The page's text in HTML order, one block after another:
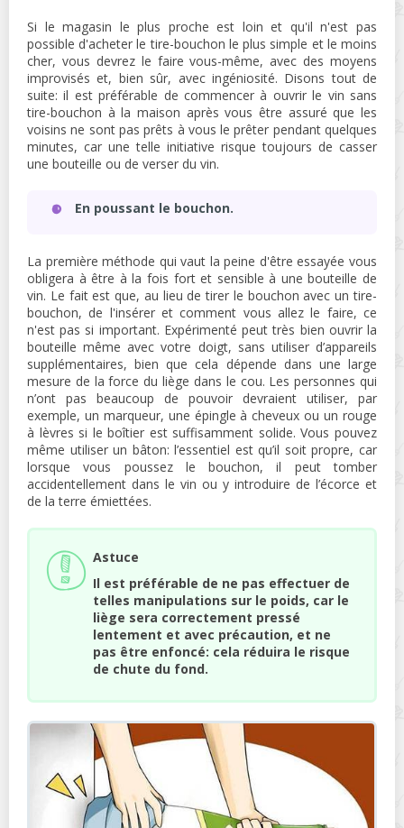
Si le magasin le plus proche est loin et qu'il n'est pas
possible d'acheter le tire-bouchon le plus simple et le moins
cher, vous devrez le faire vous-même, avec des moyens
improvisés et, bien sûr, avec ingéniosité. Disons tout de
suite: il est préférable de commencer à ouvrir le vin sans
tire-bouchon à la maison après vous être assuré que les
voisins ne sont pas prêts à vous le prêter pendant quelques
minutes, car une telle initiative risque toujours de casser
une bouteille ou de verser du vin.
En poussant le bouchon.
La première méthode qui vaut la peine d'être essayée vous
obligera à être à la fois fort et sensible à une bouteille de
vin. Le fait est que, au lieu de tirer le bouchon avec un tire-
bouchon, de l'insérer et comment vous allez le faire, ce
n'est pas si important. Expérimenté peut très bien ouvrir la
bouteille même avec votre doigt, sans utiliser d’appareils
supplémentaires, bien que cela dépende dans une large
mesure de la force du liège dans le cou. Les personnes qui
n’ont pas beaucoup de pouvoir devraient utiliser, par
exemple, un marqueur, une épingle à cheveux ou un rouge
à lèvres si le boîtier est suffisamment solide. Vous pouvez
même utiliser un bâton: l’essentiel est qu’il soit propre, car
lorsque vous poussez le bouchon, il peut tomber
accidentellement dans le vin ou y introduire de l’écorce et
de la terre émiettées.
Astuce
Il est préférable de ne pas effectuer de
telles manipulations sur le poids, car le
liège sera correctement pressé
lentement et avec précaution, et ne
pas être enfoncé: cela réduira le risque
de chute du fond.